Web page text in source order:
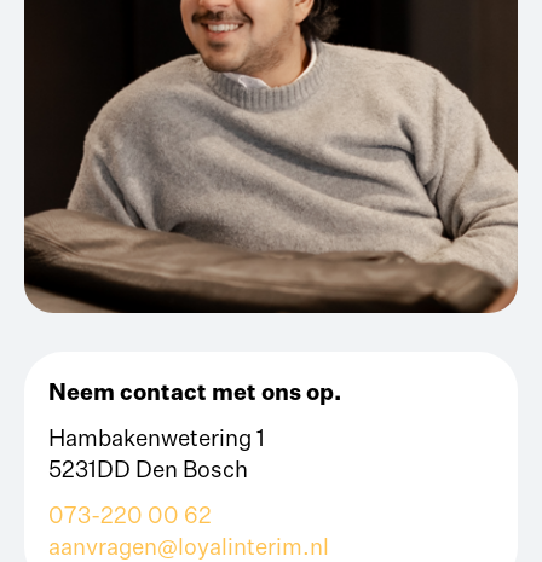
Neem contact met ons op.
Hambakenwetering 1
5231DD Den Bosch
073-220 00 62
aanvragen@loyalinterim.nl